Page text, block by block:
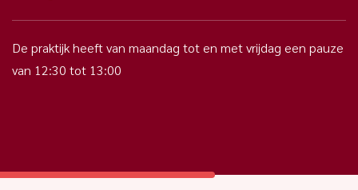
De praktijk heeft van maandag tot en met vrijdag een pauze
van 12:30 tot 13:00